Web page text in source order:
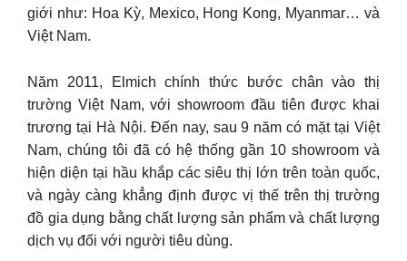
giới như: Hoa Kỳ, Mexico, Hong Kong, Myanmar… và
Việt Nam.
Năm 2011, Elmich chính thức bước chân vào thị
trường Việt Nam, với showroom đầu tiên được khai
trương tại Hà Nội. Đến nay, sau 9 năm có mặt tại Việt
Nam, chúng tôi đã có hệ thống gần 10 showroom và
hiện diện tại hầu khắp các siêu thị lớn trên toàn quốc,
và ngày càng khẳng định được vị thế trên thị trường
đồ gia dụng bằng chất lượng sản phẩm và chất lượng
dịch vụ đối với người tiêu dùng.